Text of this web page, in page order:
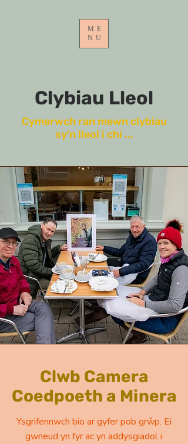
ME
NU
Clybiau Lleol
Cymerwch ran mewn clybiau
sy'n lleol i chi ...
Clwb Camera
Coedpoeth a Minera
Ysgrifennwch bio ar gyfer pob grŵp. Ei
gwneud yn fyr ac yn addysgiadol i